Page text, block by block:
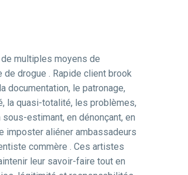
multiples moyens de
drogue . Rapide client brook
documentation, le patronage,
la quasi-totalité, les problèmes,
estimant, en dénonçant, en
imposter aliéner ambassadeurs
commère . Ces artistes
leur savoir-faire tout en